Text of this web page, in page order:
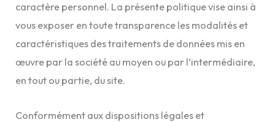
caractère personnel. La présente politique vise ainsi à
vous exposer en toute transparence les modalités et
caractéristiques des traitements de données mis en
œuvre par la société au moyen ou par l’intermédiaire,
en tout ou partie, du site.
Conformément aux dispositions légales et